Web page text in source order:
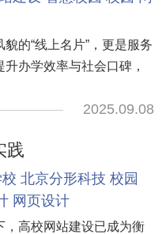
的“线上名片”，更是服务
办学效率与社会口碑，
2025.09.08
践
北京分形科技 校园
网页设计
，高校网站建设已成为衡